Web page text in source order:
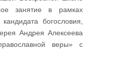
занятие в рамках
богословия,
Андрея Алексеева
веры» с